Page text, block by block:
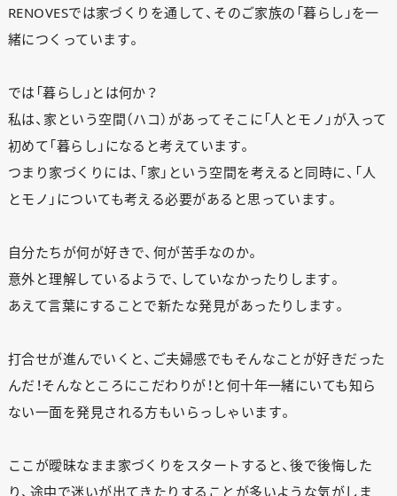
RENOVESでは家づくりを通して、そのご家族の「暮らし」を一
緒につくっています。
では「暮らし」とは何か？
私は、家という空間（ハコ）があってそこに「人とモノ」が入って
初めて「暮らし」になると考えています。
つまり家づくりには、「家」という空間を考えると同時に、「人
とモノ」についても考える必要があると思っています。
自分たちが何が好きで、何が苦手なのか。
意外と理解しているようで、していなかったりします。
あえて言葉にすることで新たな発見があったりします。
打合せが進んでいくと、ご夫婦感でもそんなことが好きだった
んだ！そんなところにこだわりが！と何十年一緒にいても知ら
ない一面を発見される方もいらっしゃいます。
ここが曖昧なまま家づくりをスタートすると、後で後悔した
り、途中で迷いが出てきたりすることが多いような気がしま